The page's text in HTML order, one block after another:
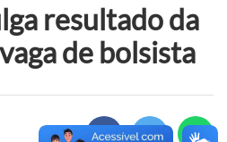
resultado da
de bolsista